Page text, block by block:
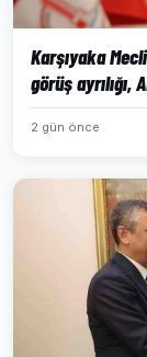
Karşıyaka
görüş ayrılığı,
2 gün önce